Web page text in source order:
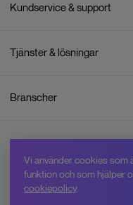
Kundservice & support
Leverans
Reklamation & återköp
Integritetspolicy
Cookiepolicy
Jobba hos Swedron
Tjänster & lösningar
Företagsrådgivning
Företagsleasing
Hyr drönare
Service & reparation
Branscher
Skogsbruk
Övervakning
Inspiration
Om oss
Varför Swedron
Vi använder cookies som
funktion och som hjälper
cookiepolicy.